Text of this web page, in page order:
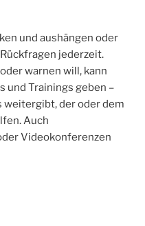
und aushängen oder
jederzeit.
warnen will, kann
und Trainings geben –
der oder dem
Auch
Videokonferenzen